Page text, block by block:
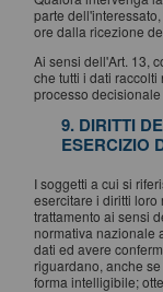
parte
ore dalla ricezione
Ai sensi dell'Art. 13,
che tutti i dati
processo
9. DIRITTI
ESERCIZIO
I soggetti a cui si
esercitare i diritti
trattamento ai sensi
normativa nazionale
dati ed avere
riguardano, anche
forma intelligibile;